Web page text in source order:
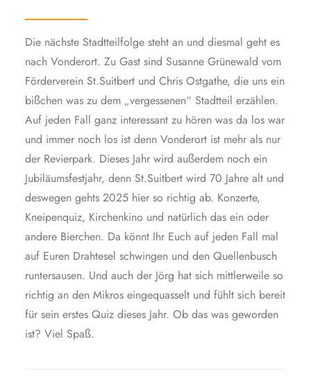
Die nächste Stadtteilfolge steht an und diesmal geht es
nach Vonderort. Zu Gast sind Susanne Grünewald vom
Förderverein St.Suitbert und Chris Ostgathe, die uns ein
bißchen was zu dem „vergessenen“ Stadtteil erzählen.
Auf jeden Fall ganz interessant zu hören was da los war
und immer noch los ist denn Vonderort ist mehr als nur
der Revierpark. Dieses Jahr wird außerdem noch ein
Jubiläumsfestjahr, denn St.Suitbert wird 70 Jahre alt und
deswegen gehts 2025 hier so richtig ab. Konzerte,
Kneipenquiz, Kirchenkino und natürlich das ein oder
andere Bierchen. Da könnt Ihr Euch auf jeden Fall mal
auf Euren Drahtesel schwingen und den Quellenbusch
runtersausen. Und auch der Jörg hat sich mittlerweile so
richtig an den Mikros eingequasselt und fühlt sich bereit
für sein erstes Quiz dieses Jahr. Ob das was geworden
ist? Viel Spaß.